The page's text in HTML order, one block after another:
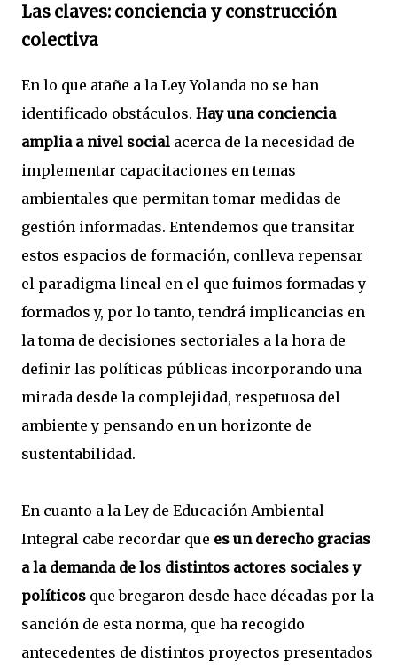
Las claves: conciencia y construcción
colectiva
En lo que atañe a la Ley Yolanda no se han
identificado obstáculos. Hay una conciencia
amplia a nivel social acerca de la necesidad de
implementar capacitaciones en temas
ambientales que permitan tomar medidas de
gestión informadas. Entendemos que transitar
estos espacios de formación, conlleva repensar
el paradigma lineal en el que fuimos formadas y
formados y, por lo tanto, tendrá implicancias en
la toma de decisiones sectoriales a la hora de
definir las políticas públicas incorporando una
mirada desde la complejidad, respetuosa del
ambiente y pensando en un horizonte de
sustentabilidad.
En cuanto a la Ley de Educación Ambiental
Integral cabe recordar que es un derecho gracias
a la demanda de los distintos actores sociales y
políticos que bregaron desde hace décadas por la
sanción de esta norma, que ha recogido
antecedentes de distintos proyectos presentados